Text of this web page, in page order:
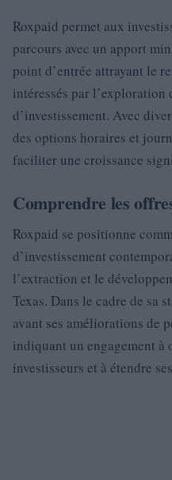
Roxpaid permet aux
parcours avec un apport
point d’entrée attrayant le
intéressés par l’exploration
d’investissement. Avec
des options horaires et
faciliter une croissance
Comprendre les
Roxpaid se positionne
d’investissement
l’extraction et le
Texas. Dans le cadre de sa
avant ses améliorations de
indiquant un engagement
investisseurs et à étendre